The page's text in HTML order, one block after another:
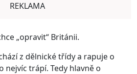
REKLAMA
„opravit“ Británii.
z dělnické třídy a rapuje o
nejvíc trápí. Tedy hlavně o